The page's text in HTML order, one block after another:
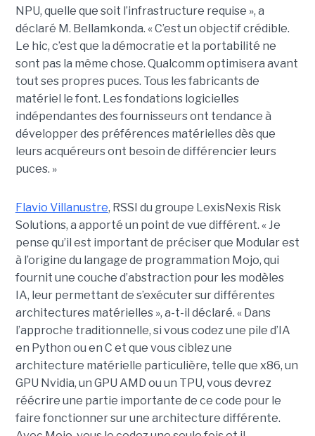
NPU, quelle que soit l’infrastructure requise », a
déclaré M. Bellamkonda. « C’est un objectif crédible.
Le hic, c’est que la démocratie et la portabilité ne
sont pas la même chose. Qualcomm optimisera avant
tout ses propres puces. Tous les fabricants de
matériel le font. Les fondations logicielles
indépendantes des fournisseurs ont tendance à
développer des préférences matérielles dès que
leurs acquéreurs ont besoin de différencier leurs
puces. »
Flavio Villanustre, RSSI du groupe LexisNexis Risk
Solutions, a apporté un point de vue différent. « Je
pense qu’il est important de préciser que Modular est
à l’origine du langage de programmation Mojo, qui
fournit une couche d’abstraction pour les modèles
IA, leur permettant de s’exécuter sur différentes
architectures matérielles », a-t-il déclaré. « Dans
l’approche traditionnelle, si vous codez une pile d’IA
en Python ou en C et que vous ciblez une
architecture matérielle particulière, telle que x86, un
GPU Nvidia, un GPU AMD ou un TPU, vous devrez
réécrire une partie importante de ce code pour le
faire fonctionner sur une architecture différente.